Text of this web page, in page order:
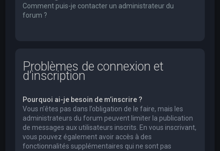
Comment puis-je contacter un administrateur du
forum ?
Problèmes de connexion et
d’inscription
Pourquoi ai-je besoin de m’inscrire ?
Vous n’êtes pas dans l’obligation de le faire, mais les
administrateurs du forum peuvent limiter la publication
de messages aux utilisateurs inscrits. En vous inscrivant,
vous pouvez également avoir accès à des
fonctionnalités supplémentaires qui ne sont pas